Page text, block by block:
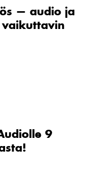
— audio ja
9